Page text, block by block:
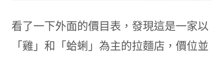
看了一下外面的價目表，發現這是一家以
「雞」和「蛤蜊」為主的拉麵店，價位並